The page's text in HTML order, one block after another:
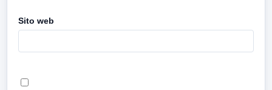
Sito web